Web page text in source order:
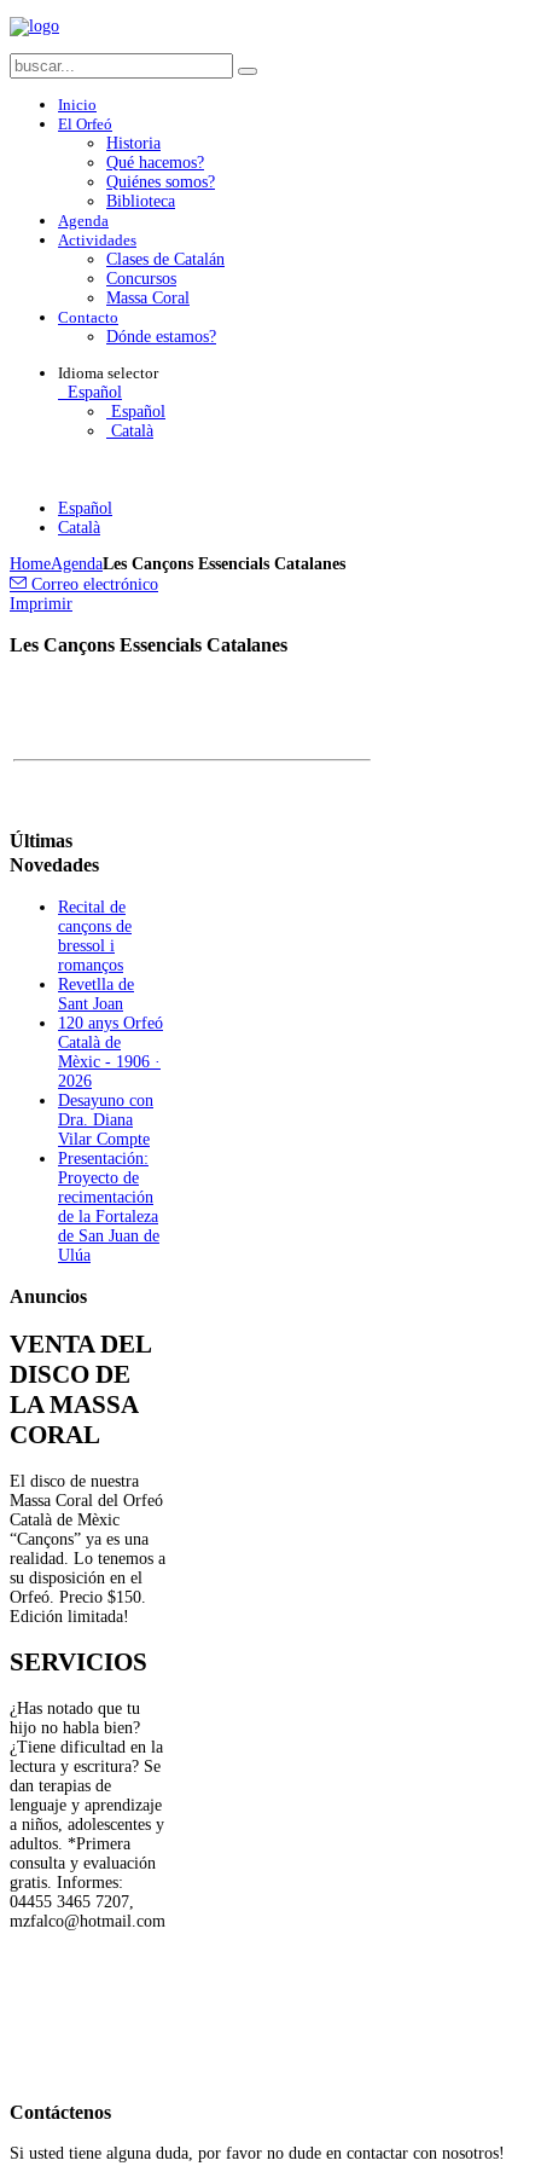
Inicio
El Orfeó
Historia
Qué hacemos?
Quiénes somos?
Biblioteca
Agenda
Actividades
Clases de Catalán
Concursos
Massa Coral
Contacto
Dónde estamos?
Idioma selector
Español
Español
Català
Español
Català
HomeAgendaLes Cançons Essencials Catalanes
Correo electrónico
Imprimir
Les Cançons Essencials Catalanes
Últimas
Novedades
Recital de
cançons de
bressol i
romanços
Revetlla de
Sant Joan
120 anys Orfeó
Català de
Mèxic - 1906 ·
2026
Desayuno con
Dra. Diana
Vilar Compte
Presentación:
Proyecto de
recimentación
de la Fortaleza
de San Juan de
Ulúa
Anuncios
VENTA DEL
DISCO DE
LA MASSA
CORAL
El disco de nuestra
Massa Coral del Orfeó
Català de Mèxic
“Cançons” ya es una
realidad. Lo tenemos a
su disposición en el
Orfeó. Precio $150.
Edición limitada!
SERVICIOS
¿Has notado que tu
hijo no habla bien?
¿Tiene dificultad en la
lectura y escritura? Se
dan terapias de
lenguaje y aprendizaje
a niños, adolescentes y
adultos. *Primera
consulta y evaluación
gratis. Informes:
04455 3465 7207,
mzfalco@hotmail.com
Contáctenos
Si usted tiene alguna duda, por favor no dude en contactar con nosotros!